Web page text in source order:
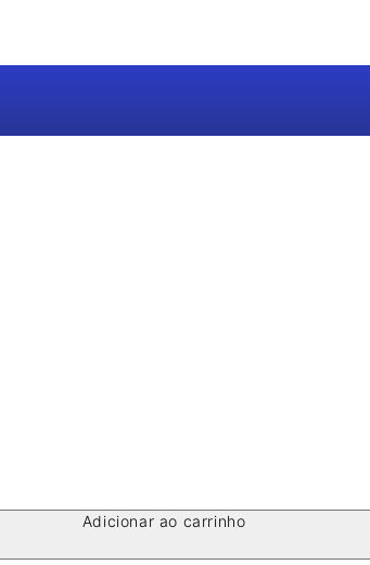
Adicionar ao carrinho